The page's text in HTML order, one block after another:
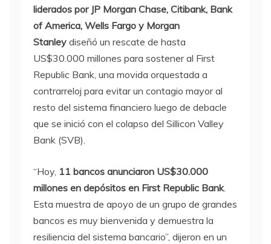
liderados por JP Morgan Chase, Citibank, Bank
of America, Wells Fargo y Morgan
Stanley diseñó un rescate de hasta
US$30.000 millones para sostener al First
Republic Bank, una movida orquestada a
contrarreloj para evitar un contagio mayor al
resto del sistema financiero luego de debacle
que se inició con el colapso del Sillicon Valley
Bank (SVB).
“Hoy, 11 bancos anunciaron US$30.000
millones en depósitos en First Republic Bank.
Esta muestra de apoyo de un grupo de grandes
bancos es muy bienvenida y demuestra la
resiliencia del sistema bancario”, dijeron en un